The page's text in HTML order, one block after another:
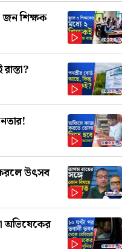
জন শিক্ষক
উৎসব
অভিষেকের